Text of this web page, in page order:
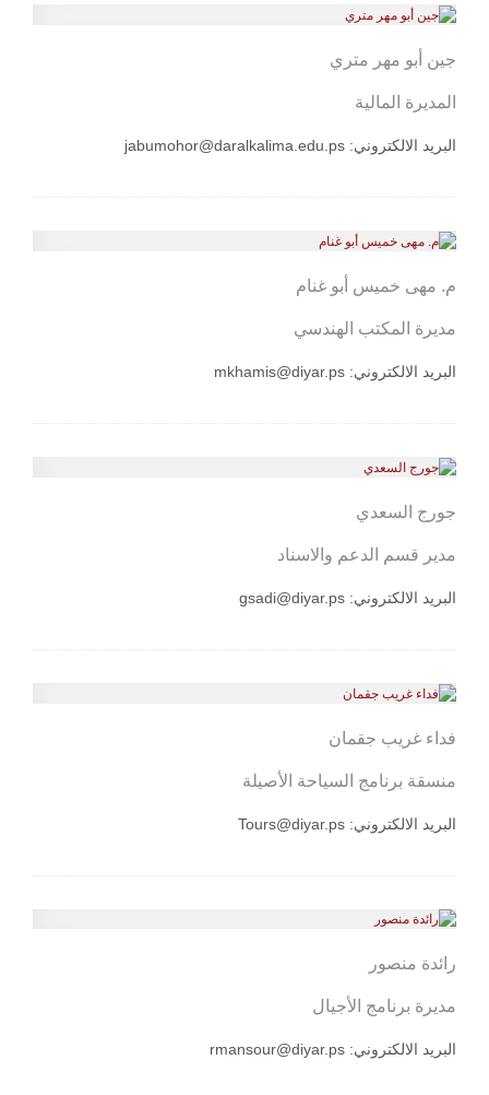
جين أبو مهر متري
المديرة المالية
البريد الالكتروني: jabumohor@daralkalima.edu.ps
م. مهى خميس أبو غنام
مديرة المكتب الهندسي
البريد الالكتروني: mkhamis@diyar.ps
جورج السعدي
مدير قسم الدعم والاسناد
البريد الالكتروني: gsadi@diyar.ps
فداء غريب جقمان
منسقة برنامج السياحة الأصيلة
البريد الالكتروني: Tours@diyar.ps
رائدة منصور
مديرة برنامج الأجيال
البريد الالكتروني: rmansour@diyar.ps